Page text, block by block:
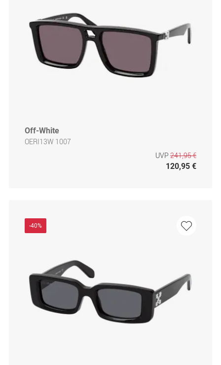
Off-White
OERI13W 1007
UVP 241,95 €
120,95 €
-40%